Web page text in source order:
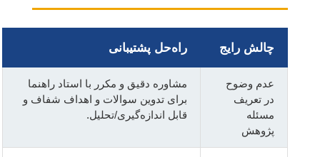
چالش رایج راه‌حل پشتیبانی
عدم وضوح
در تعریف
مسئله
پژوهش
مشاوره دقیق و مکرر با استاد راهنما
برای تدوین سوالات و اهداف شفاف و
قابل اندازه‌گیری/تحلیل.